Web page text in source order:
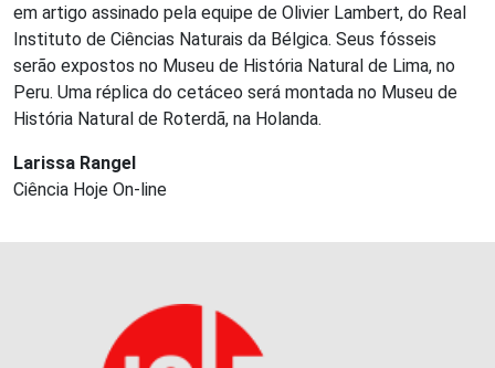
em artigo assinado pela equipe de Olivier Lambert, do Real
Instituto de Ciências Naturais da Bélgica. Seus fósseis
serão expostos no Museu de História Natural de Lima, no
Peru. Uma réplica do cetáceo será montada no Museu de
História Natural de Roterdã, na Holanda.
Larissa Rangel
Ciência Hoje On-line